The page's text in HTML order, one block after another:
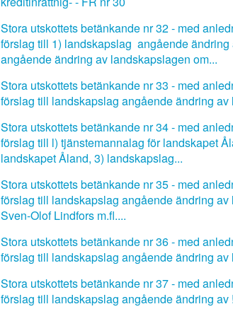
Stora utskottets betänkande nr 32 - med
förslag till 1) landskapslag angående
angående ändring av landskapslagen om...
Stora utskottets betänkande nr 33 - med
förslag till landskapslag angående ändring
Stora utskottets betänkande nr 34 - med
förslag till l) tjänstemannalag för landskapet
landskapet Åland, 3) landskapslag...
Stora utskottets betänkande nr 35 - med
förslag till landskapslag angående ändring
Sven-Olof Lindfors m.fl....
Stora utskottets betänkande nr 36 - med
förslag till landskapslag angående ändring
Stora utskottets betänkande nr 37 - med
förslag till landskapslag angående ändring